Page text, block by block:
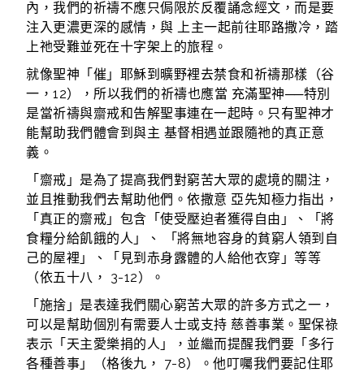
內，我們的祈禱不應只侷限於反覆誦念經文，而是要
注入更濃更深的感情，與 上主一起前往耶路撒冷，踏
上祂受難並死在十字架上的旅程。
就像聖神「催」耶穌到曠野裡去禁食和祈禱那樣（谷
一，12），所以我們的祈禱也應當 充滿聖神──特別
是當祈禱與齋戒和告解聖事連在一起時。只有聖神才
能幫助我們體會到與主 基督相遇並跟隨祂的真正意
義。
「齋戒」是為了提高我們對窮苦大眾的處境的關注，
並且推動我們去幫助他們。依撒意 亞先知極力指出，
「真正的齋戒」包含「使受壓迫者獲得自由」、「將
食糧分給飢餓的人」、 「將無地容身的貧窮人領到自
己的屋裡」、「見到赤身露體的人給他衣穿」等等
（依五十八， 3-12）。
「施捨」是表達我們關心窮苦大眾的許多方式之一，
可以是幫助個別有需要人士或支持 慈善事業。聖保祿
表示「天主愛樂捐的人」，並繼而提醒我們要「多行
各種善事」（格後九， 7-8）。他叮囑我們要記住耶